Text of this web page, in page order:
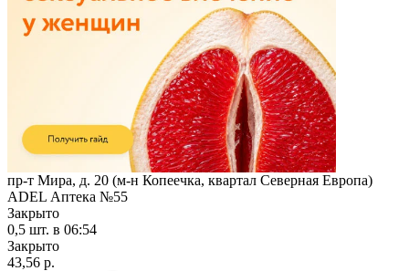
пр-т Мира, д. 20 (м-н Копеечка, квартал Северная Европа)
ADEL Аптека №55
Закрыто
0,5 шт. в 06:54
Закрыто
43,56 р.